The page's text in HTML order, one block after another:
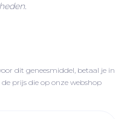
dit geneesmiddel, betaal je in
prijs die op onze webshop